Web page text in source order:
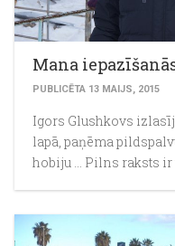
Mana
PUBLICĒTA 13 MAIJS, 2015
Igors Glushkovs
lapā, paņēma
hobiju ... Pilns raksts